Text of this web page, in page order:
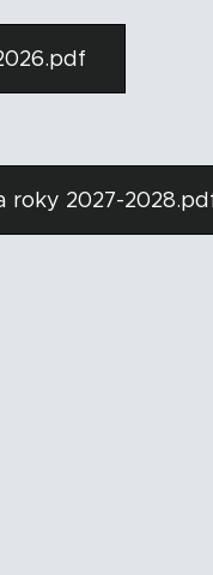
roky 2027-